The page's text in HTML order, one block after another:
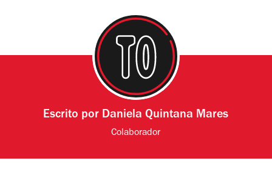
Escrito por Daniela Quintana Mares
Colaborador